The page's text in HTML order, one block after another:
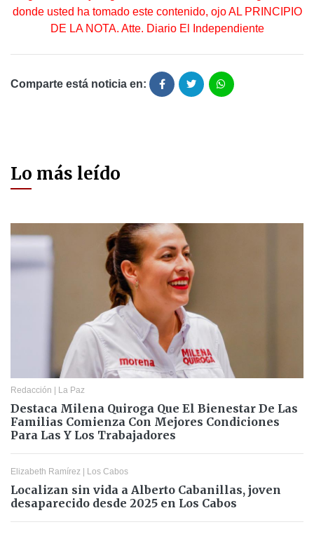
donde usted ha tomado este contenido, ojo AL PRINCIPIO
DE LA NOTA. Atte. Diario El Independiente
Comparte está noticia en:
Lo más leído
Redacción La Paz
Destaca Milena Quiroga Que El Bienestar De Las
Familias Comienza Con Mejores Condiciones
Para Las Y Los Trabajadores
Elizabeth Ramírez Los Cabos
Localizan sin vida a Alberto Cabanillas, joven
desaparecido desde 2025 en Los Cabos